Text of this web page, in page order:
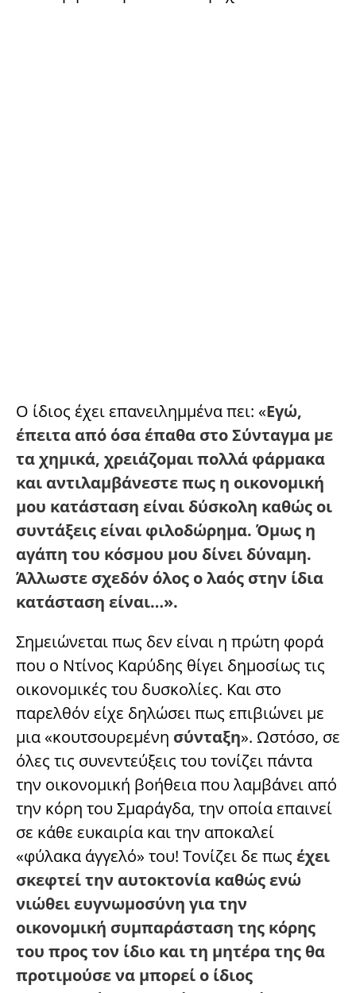
Ο ίδιος έχει επανειλημμένα πει: «Εγώ,
έπειτα από όσα έπαθα στο Σύνταγμα με
τα χημικά, χρειάζομαι πολλά φάρμακα
και αντιλαμβάνεστε πως η οικονομική
μου κατάσταση είναι δύσκολη καθώς οι
συντάξεις είναι φιλοδώρημα. Όμως η
αγάπη του κόσμου μου δίνει δύναμη.
Άλλωστε σχεδόν όλος ο λαός στην ίδια
κατάσταση είναι…».
Σημειώνεται πως δεν είναι η πρώτη φορά
που ο Ντίνος Καρύδης θίγει δημοσίως τις
οικονομικές του δυσκολίες. Και στο
παρελθόν είχε δηλώσει πως επιβιώνει με
μια «κουτσουρεμένη σύνταξη». Ωστόσο, σε
όλες τις συνεντεύξεις του τονίζει πάντα
την οικονομική βοήθεια που λαμβάνει από
την κόρη του Σμαράγδα, την οποία επαινεί
σε κάθε ευκαιρία και την αποκαλεί
«φύλακα άγγελό» του! Τονίζει δε πως έχει
σκεφτεί την αυτοκτονία καθώς ενώ
νιώθει ευγνωμοσύνη για την
οικονομική συμπαράσταση της κόρης
του προς τον ίδιο και τη μητέρα της θα
προτιμούσε να μπορεί ο ίδιος